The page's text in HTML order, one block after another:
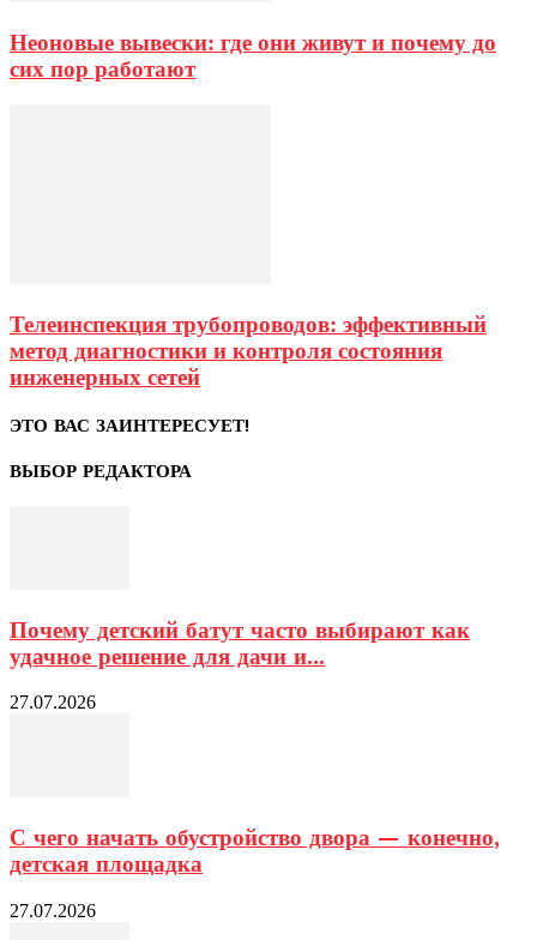
Неоновые вывески: где они живут и почему до
сих пор работают
Телеинспекция трубопроводов: эффективный
метод диагностики и контроля состояния
инженерных сетей
ЭТО ВАС ЗАИНТЕРЕСУЕТ!
ВЫБОР РЕДАКТОРА
Почему детский батут часто выбирают как
удачное решение для дачи и...
27.07.2026
С чего начать обустройство двора — конечно,
детская площадка
27.07.2026